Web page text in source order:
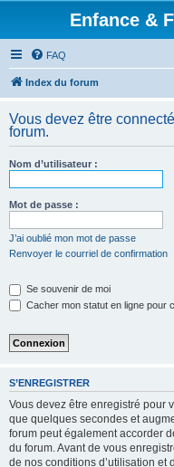
Enfance &
FAQ
Index du forum
Vous devez être
forum.
Nom d’utilisateur :
Mot de passe :
J’ai oublié mon mot de passe
Renvoyer le courriel de confirmation
Se souvenir de moi
Cacher mon statut en ligne pour
S’ENREGISTRER
Vous devez être enregistré pour
que quelques secondes et
forum peut également accorder
du forum. Avant de vous
de nos conditions d’utilisation et